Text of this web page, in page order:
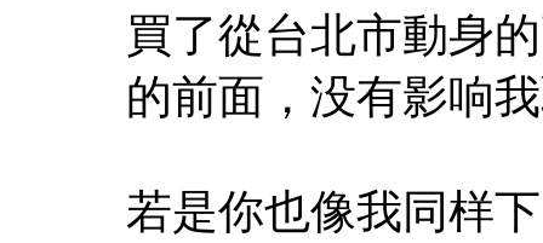
買了從台北市動身
的前面，没有影响
若是你也像我同样